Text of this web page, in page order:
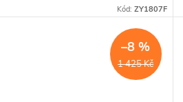
Kód: ZY1807F
1 425 Kč
–8 %